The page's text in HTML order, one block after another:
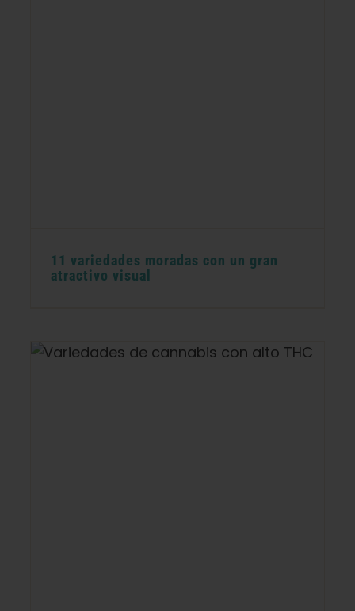
11 variedades moradas con un gran
atractivo visual